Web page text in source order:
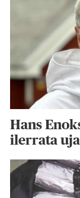
Hans
ilerrata